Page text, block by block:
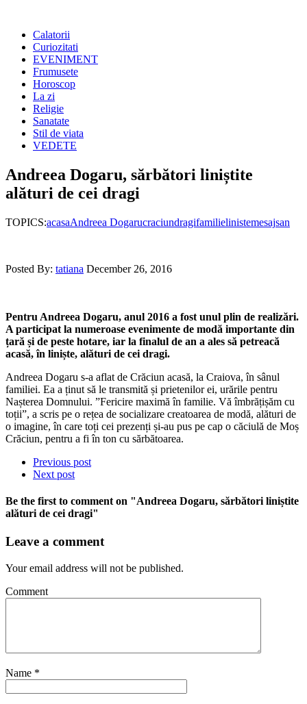
Calatorii
Curiozitati
EVENIMENT
Frumusete
Horoscop
La zi
Religie
Sanatate
Stil de viata
VEDETE
Andreea Dogaru, sărbători liniștite
alături de cei dragi
TOPICS:acasaAndreea Dogarucraciundragifamilielinistemesajsan
Posted By: tatiana December 26, 2016
Pentru Andreea Dogaru, anul 2016 a fost unul plin de realizări.
A participat la numeroase evenimente de modă importante din
țară și de peste hotare, iar la finalul de an a ales să petreacă
acasă, în liniște, alături de cei dragi.
Andreea Dogaru s-a aflat de Crăciun acasă, la Craiova, în sânul
familiei. Ea a ținut să le transmită și prietenilor ei, urările pentru
Nașterea Domnului. ”Fericire maximă în familie. Vă îmbrățișăm cu
toții”, a scris pe o rețea de socializare creatoarea de modă, alături de
o imagine, în care toți cei prezenți și-au pus pe cap o căciulă de Moș
Crăciun, pentru a fi în ton cu sărbătoarea.
Previous post
Next post
Be the first to comment on "Andreea Dogaru, sărbători liniștite
alături de cei dragi"
Leave a comment
Your email address will not be published.
Comment
Name *